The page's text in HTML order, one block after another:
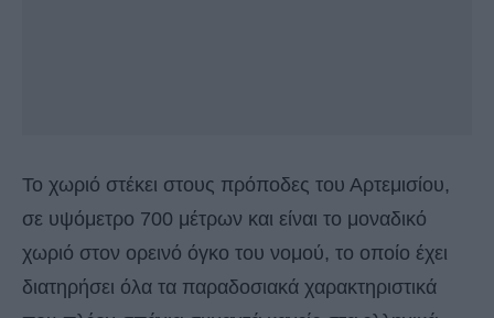
Το χωριό στέκει στους πρόποδες του Αρτεμισίου,
σε υψόμετρο 700 μέτρων και είναι τo μοναδικό
χωριό στον ορεινό όγκο του νομού, το οποίο έχει
διατηρήσει όλα τα παραδοσιακά χαρακτηριστικά